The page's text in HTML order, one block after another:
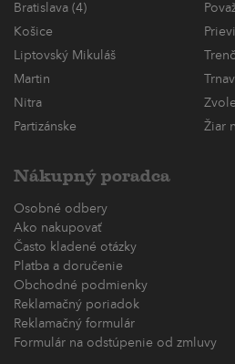
Bratislava (4)
Košice
Liptovský Mikuláš
Martin
Nitra
Partizánske
Žiar
Nákupný poradca
Osobné odbery
Ako nakupovať
Často kladené otázky
Platba a doručenie
Obchodné podmienky
Reklamačný poriadok
Reklamačný formulár
Formulár na odstúpenie od zmluvy